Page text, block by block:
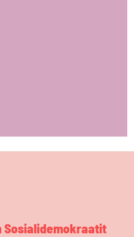
Sosialidemokraatit